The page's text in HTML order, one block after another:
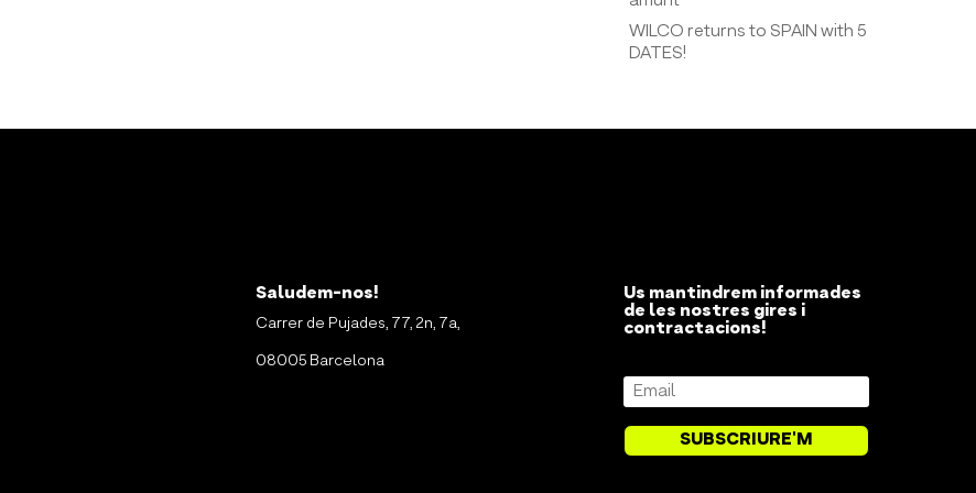
WILCO returns to SPAIN with 5
DATES!
Saludem-nos!
Carrer de Pujades, 77, 2n, 7a,
08005 Barcelona
Us mantindrem informades
de les nostres gires i
contractacions!
SUBSCRIURE'M